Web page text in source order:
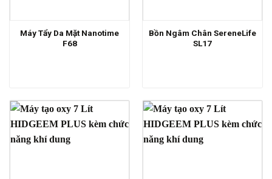
Máy Tẩy Da Mặt Nanotime
F68
Bồn Ngâm Chân SereneLife
SL17